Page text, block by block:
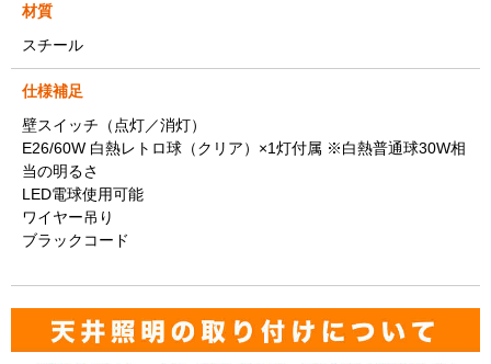
材質
スチール
仕様補足
壁スイッチ（点灯／消灯）
E26/60W 白熱レトロ球（クリア）×1灯付属 ※白熱普通球30W相
当の明るさ
LED電球使用可能
ワイヤー吊り
ブラックコード